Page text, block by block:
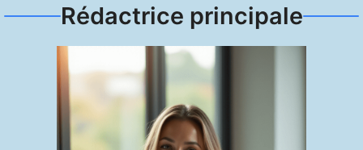
Rédactrice principale